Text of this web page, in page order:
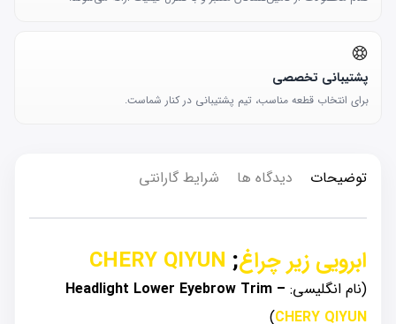
پشتیبانی تخصصی
برای انتخاب قطعه مناسب، تیم پشتیبانی در کنار شماست.
توضیحات دیدگاه ها شرایط گارانتی
ابرویی زیر چراغ;
CHERY QIYUN
(نام انگلیسی: Headlight Lower Eyebrow Trim –
CHERY QIYUN
)